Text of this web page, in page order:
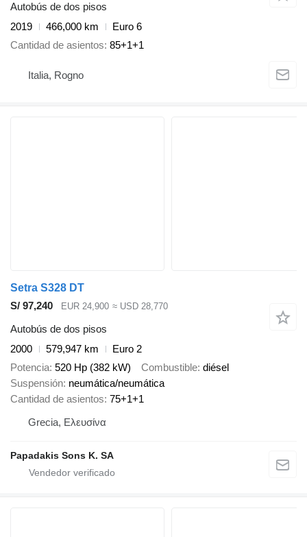
Autobús de dos pisos
2019
466,000 km
Euro 6
Cantidad de asientos 85+1+1
Italia, Rogno
Setra S328 DT
S/ 97,240
EUR 24,900 ≈ USD 28,770
Autobús de dos pisos
2000
579,947 km
Euro 2
Potencia 520 Hp (382 kW) Combustible diésel
Suspensión neumática/neumática
Cantidad de asientos 75+1+1
Grecia, Ελευσίνα
Papadakis Sons K. SA